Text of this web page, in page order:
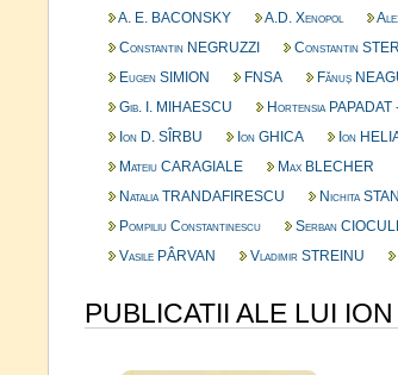
A. E. BACONSKY A.D. Xenopol
Constantin NEGRUZZI
Constantin
Eugen SIMION
FNSA Fănuș
Gib. I. MIHAESCU
Hortensia
Ion D. SÎRBU
Ion GHICA Ion
Mateiu CARAGIALE
Max BLECHER
Natalia TRANDAFIRESCU
Nichita
Pompiliu Constantinescu
Serban
Vasile PÂRVAN
Vladimir STREINU
PUBLICATII ALE LUI